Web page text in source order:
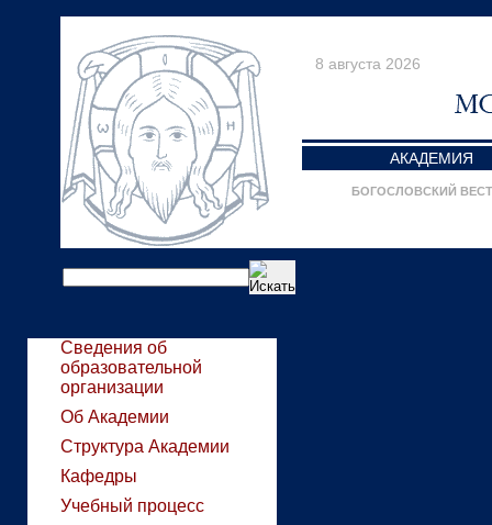
8 августа 2026
АКАДЕМИЯ
БОГОСЛОВСКИЙ
Сведения об
образовательной
организации
Об Академии
Структура Академии
Кафедры
Учебный процесс